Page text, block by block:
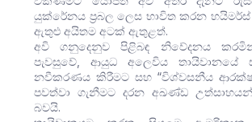
යුක්රේනය ප්‍රබල ලෙස භාවිත කරන
ඇතුළු අයිතම අටක් ඇතුළත්.
අවි ගනුදෙනුව පිළිබඳ නිවේදනය
පැවසුවේ, ආයුධ අලෙවිය තායිවානයේ
නවීකරණය කිරීමට සහ “විශ්වසනීය
පවත්වා ගැනීමට දරන අඛණ්ඩ
බවයි.